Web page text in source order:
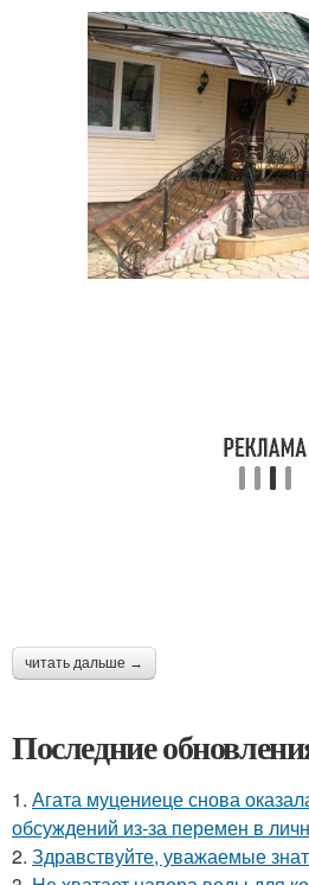
читать дальше →
Последние
1. Агата муцениеце снова
обсуждений из-за перемен в
2. Здравствуйте, уважаемые